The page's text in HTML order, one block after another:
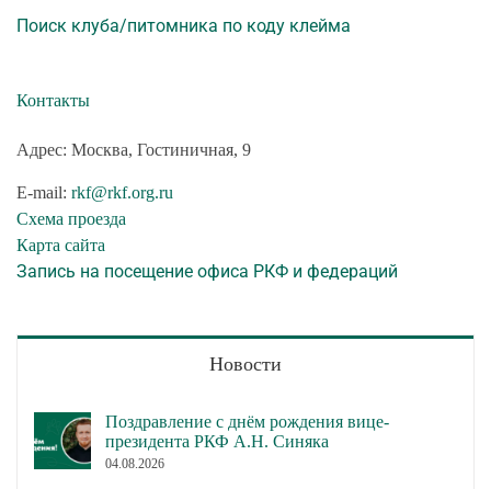
Поиск клуба/питомника по коду клейма
Контакты
Адрес: Москва, Гостиничная, 9
E-mail: rkf@rkf.org.ru
Схема проезда
Карта сайта
Запись на посещение офиса РКФ и федераций
Новости
Поздравление с днём рождения вице-
президента РКФ А.Н. Синяка
04.08.2026